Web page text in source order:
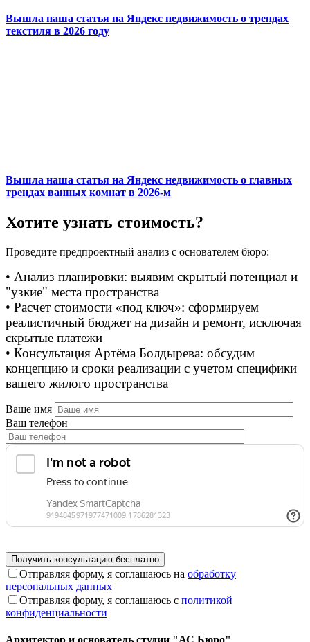
Вышла наша статья на Яндекс недвижимость о трендах
текстиля в 2026 году
Вышла наша статья на Яндекс недвижимость о главных
трендах ванных комнат в 2026-м
Хотите узнать стоимость?
Проведите предпроектный анализ с основателем бюро:
• Анализ планировки: выявим скрытый потенциал и
"узкие" места пространства
• Расчет стоимости «под ключ»: сформируем
реалистичный бюджет на дизайн и ремонт, исключая
скрытые платежи
• Консультация Артёма Болдырева: обсудим
концепцию и сроки реализации с учетом специфики
вашего жилого пространства
Ваше имя
Ваш телефон
Отправляя форму, я соглашаюсь на обработку
персональных данных
Отправляя форму, я соглашаюсь с политикой
конфиденциальности